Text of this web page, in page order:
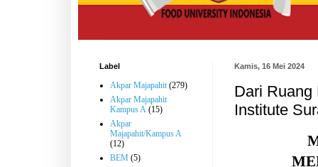
Kamis, 16 Mei 2024
Dari Ruang
Institute
Label
Akpar Majapahit (279)
Akpar Majapahit
Kampus A (15)
Akpar
Majapahit/Kampus A
(12)
BEM (5)